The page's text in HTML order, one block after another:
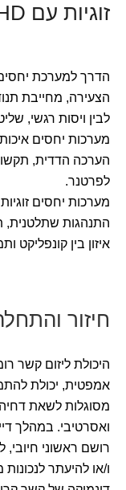
זוגיות עם ADHD
הדרך למערכת
הצעירה, מחייבת
לבין ויסות רגשי,
מערכות יחסים
הערכה הדדית,
לפרטנר.
מערכות יחסים
התנהגות שתלטנית,
איזון בין קונפליקט
חיזור
היכולת ליזום קשר
אמפטית, יכולת
מסוגלות לשאת דחיה
ואסרטיבי. במהלך
רושם ראשוני חיובי,
ו/או להיעתר